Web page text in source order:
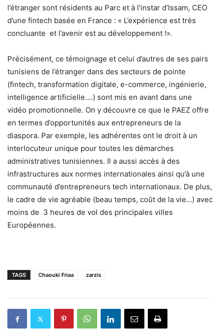
l’étranger sont résidents au Parc et à l’instar d’Issam, CEO
d’une fintech basée en France : « L’expérience est très
concluante et l’avenir est au développement !».
Précisément, ce témoignage et celui d’autres de ses pairs
tunisiens de l’étranger dans des secteurs de pointe
(fintech, transformation digitale, e-commerce, ingénierie,
intelligence artificielle….) sont mis en avant dans une
vidéo promotionnelle. On y découvre ce que le PAEZ offre
en termes d’opportunités aux entrepreneurs de la
diaspora. Par exemple, les adhérentes ont le droit à un
interlocuteur unique pour toutes les démarches
administratives tunisiennes. Il a aussi accès à des
infrastructures aux normes internationales ainsi qu’à une
communauté d’entrepreneurs tech internationaux. De plus,
le cadre de vie agréable (beau temps, coût de la vie…) avec
moins de 3 heures de vol des principales villes
Européennes.
TAGS Chaouki Friaa zarzis